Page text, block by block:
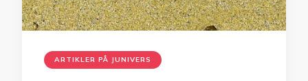
ARTIKLER PÅ JUNIVERS